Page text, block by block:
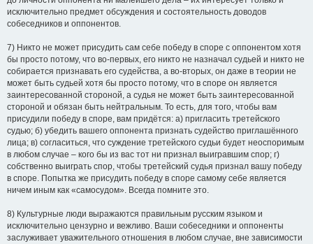
исключительно предмет обсуждения и состоятельность доводов
собеседников и оппонентов.
7) Никто не может присудить сам себе победу в споре с оппонентом хотя
бы просто потому, что во-первых, его никто не назначал судьей и никто не
собирается признавать его судейства, а во-вторых, он даже в теории не
может быть судьей хотя бы просто потому, что в споре он является
заинтересованной стороной, а судья не может быть заинтересованной
стороной и обязан быть нейтральным. То есть, для того, чтобы вам
присудили победу в споре, вам придётся: а) пригласить третейского
судью; б) убедить вашего оппонента признать судейство приглашённого
лица; в) согласиться, что суждение третейского судьи будет неоспоримым
в любом случае – кого бы из вас тот ни признал выигравшим спор; г)
собственно выиграть спор, чтобы третейский судья признал вашу победу
в споре. Попытка же присудить победу в споре самому себе является
ничем иным как «самосудом». Всегда помните это.
8) Культурные люди выражаются правильным русским языком и
исключительно цензурно и вежливо. Ваши собеседники и оппоненты
заслуживает уважительного отношения в любом случае, вне зависимости